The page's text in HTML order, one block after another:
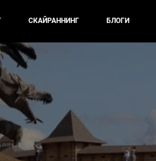
СКАЙРАННИНГ БЛОГИ